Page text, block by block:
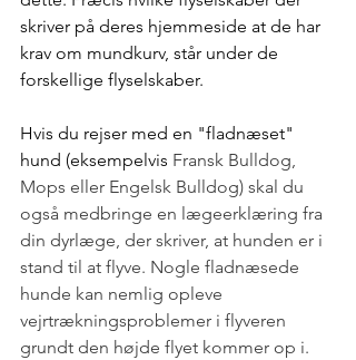
skriver på deres hjemmeside at de har
krav om mundkurv, står under de
forskellige flyselskaber.
Hvis du rejser med en "fladnæset"
hund (eksempelvis Fransk Bulldog,
Mops eller Engelsk Bulldog) skal du
også medbringe en lægeerklæring fra
din dyrlæge, der skriver, at hunden er i
stand til at flyve. Nogle fladnæsede
hunde kan nemlig opleve
vejrtrækningsproblemer i flyveren
grundt den højde flyet kommer op i.